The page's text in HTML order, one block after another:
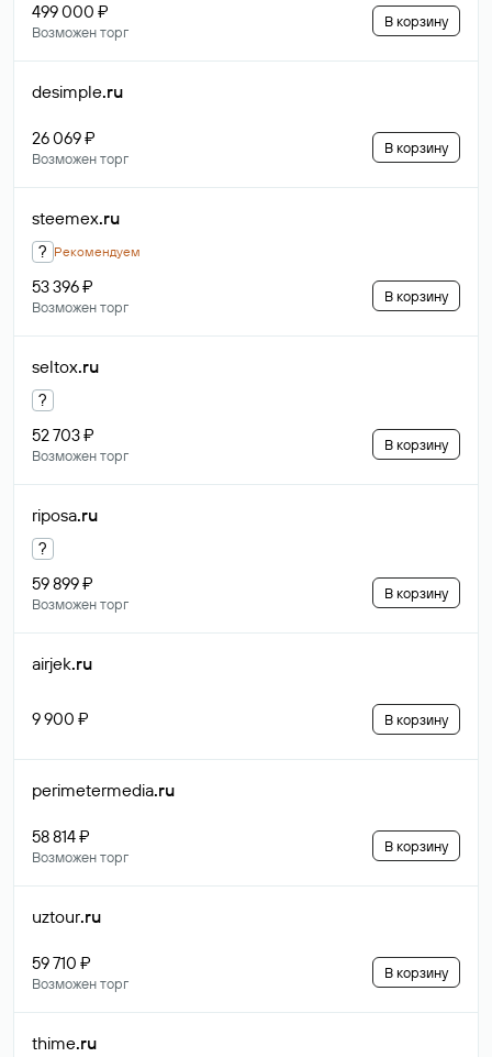
499 000 ₽
Возможен торг
В корзину
desimple.ru
26 069 ₽
Возможен торг
В корзину
steemex.ru
? Рекомендуем
53 396 ₽
Возможен торг
В корзину
seltox.ru
?
52 703 ₽
Возможен торг
В корзину
riposa.ru
?
59 899 ₽
Возможен торг
В корзину
airjek.ru
9 900 ₽ В корзину
perimetermedia.ru
58 814 ₽
Возможен торг
В корзину
uztour.ru
59 710 ₽
Возможен торг
В корзину
thime.ru